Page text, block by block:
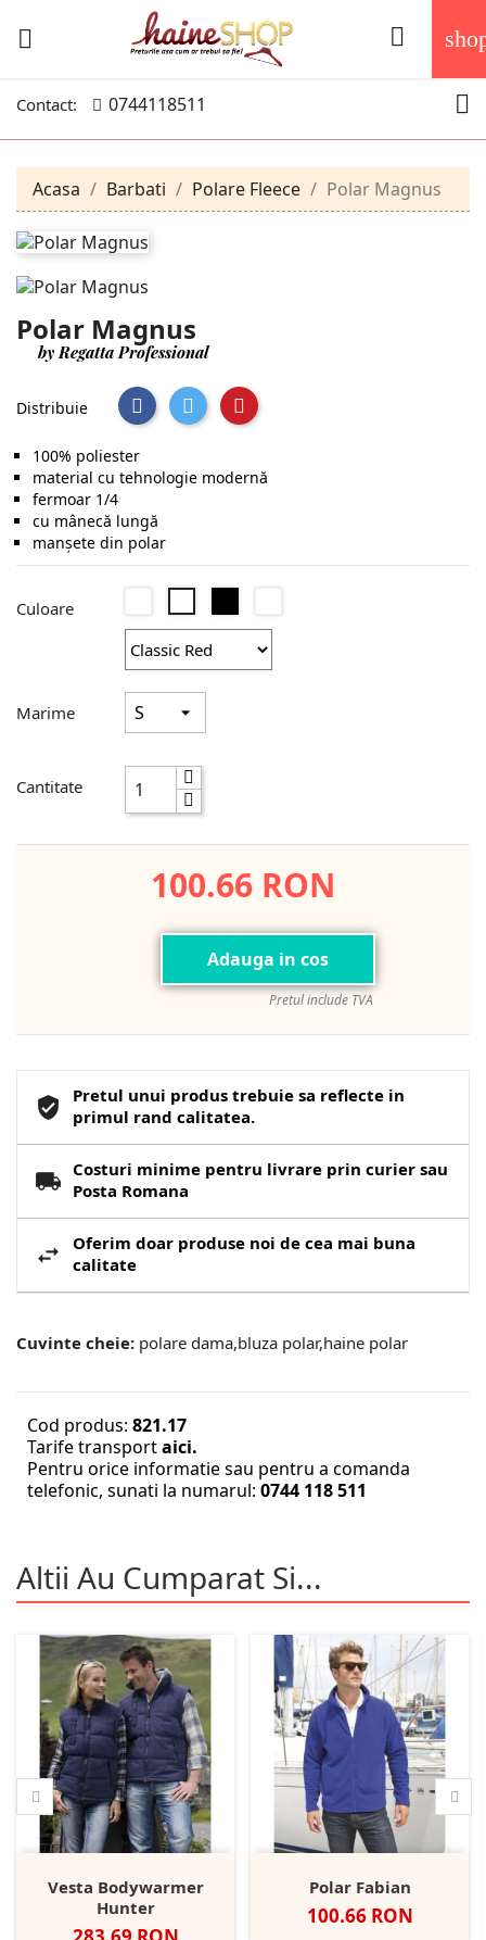
 
Contact: 0744118511 
Acasa Barbati Polare Fleece Polar Magnus
Polar Magnus
by Regatta Professional
Distribuie
100% poliester
material cu tehnologie modernă
fermoar 1/4
cu mânecă lungă
manşete din polar
Culoare
Blue Red
Marime
Cantitate
100.66 RON
Adauga in cos
Pretul include TVA
Pretul unui produs trebuie sa reflecte in
primul rand calitatea.
Costuri minime pentru livrare prin curier sau
Posta Romana
Oferim doar produse noi de cea mai buna
calitate
Cuvinte cheie: polare dama,bluza polar,haine polar
Cod produs: 821.17
Tarife transportaici.
Pentru orice informatie sau pentru a comanda
telefonic, sunati la numarul: 0744 118 511
Altii Au Cumparat Si...
Vesta Bodywarmer
Hunter
Polar Fabian
Pret
100.66 RON